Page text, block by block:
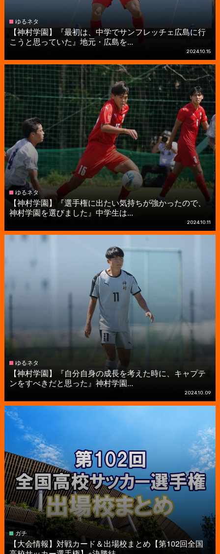
ゆるネタ
【神村学園】『最初は、中学でサンフレッチェ広島に行
こうと思っていた』地元・広島を...
2024.10.15
ゆるネタ
【神村学園】『選手権に出たい気持ちが強かったので、
神村学園を選びました』中学生は...
2024.10.11
ゆるネタ
【神村学園】『自分自身の成長を考えた時に、キャプテ
ンをすべきだと思った』神村学園...
2024.10.09
ガチ
【大会情報】対戦カード＆出場校まとめ【第102回全国